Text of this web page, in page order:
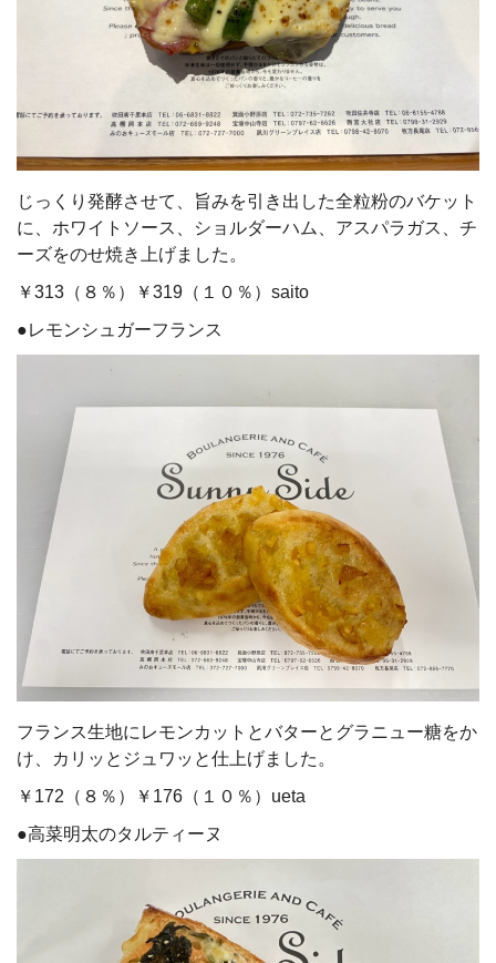
じっくり発酵させて、旨みを引き出した全粒粉のバケット
に、ホワイトソース、ショルダーハム、アスパラガス、チ
ーズをのせ焼き上げました。
￥313（８％）￥319（１０％）saito
●レモンシュガーフランス
フランス生地にレモンカットとバターとグラニュー糖をか
け、カリッとジュワッと仕上げました。
￥172（８％）￥176（１０％）ueta
●高菜明太のタルティーヌ